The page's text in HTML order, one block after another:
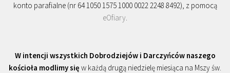
konto parafialne (nr 64 1050 1575 1000 0022 2248 8492), z pomocą
eOfiary.
W intencji wszystkich Dobrodziejów i Darczyńców naszego
kościoła modlimy się w każdą drugą niedzielę miesiąca na Mszy św.